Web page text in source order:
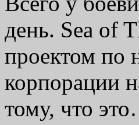
день. Sea of
проектом по
корпорации
тому, что